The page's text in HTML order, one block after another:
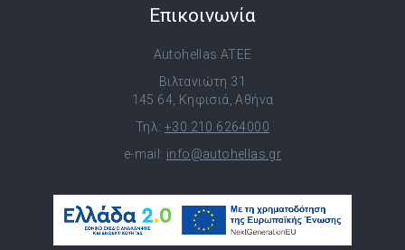
Επικοινωνία
Autohellas ATEE
Βιλτανιώτη 31
145 64, Κηφισιά, Αθήνα
Τηλ: +30 210 6264000
e-mail: info@autohellas.gr